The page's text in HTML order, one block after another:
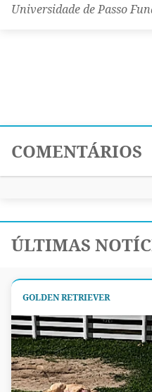
Universidade de Passo
COMENTÁRIOS
ÚLTIMAS
GOLDEN RETRIEVER